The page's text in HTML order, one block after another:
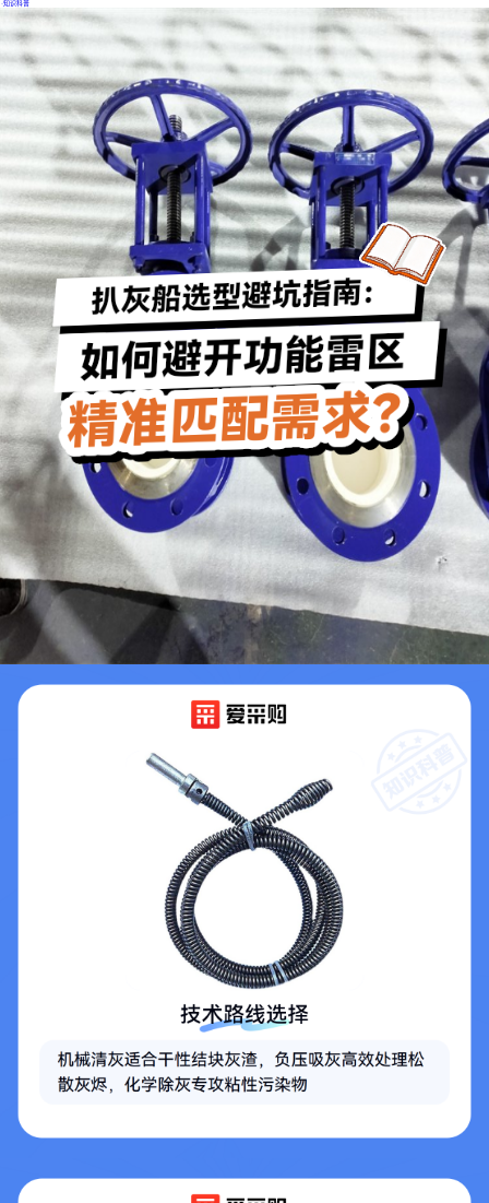
·知识科普